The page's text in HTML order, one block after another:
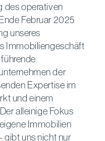
des ope­rativen
­Februar 2025
­unseres
Immobilien­geschäft
der
Expertise im
und einem
­alleinige Fokus
Immobilien
gibt uns nicht nur